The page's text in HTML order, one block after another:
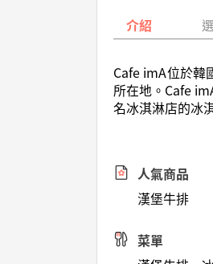
介紹
Cafe imA位於韓
所在地。Cafe
名冰淇淋店的冰
人氣商品
漢堡牛排
菜單